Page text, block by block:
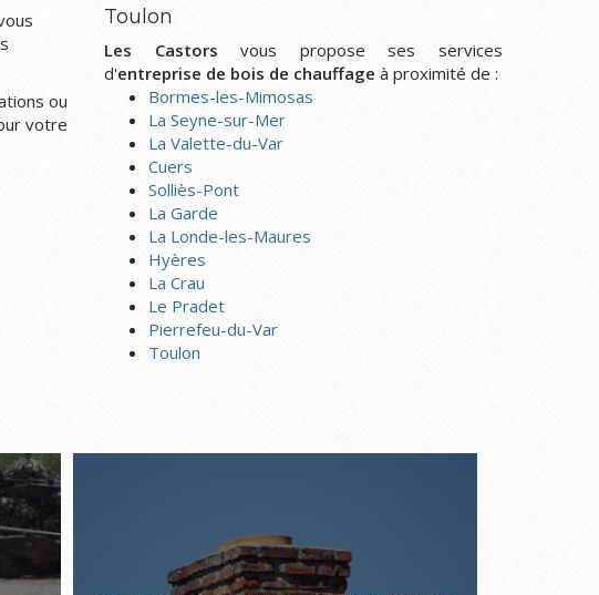
ou
votre
Toulon
Les Castors vous propose ses services
d'entreprise de bois de chauffage à proximité de :
Bormes-les-Mimosas
La Seyne-sur-Mer
La Valette-du-Var
Cuers
Solliès-Pont
La Garde
La Londe-les-Maures
Hyères
La Crau
Le Pradet
Pierrefeu-du-Var
Toulon